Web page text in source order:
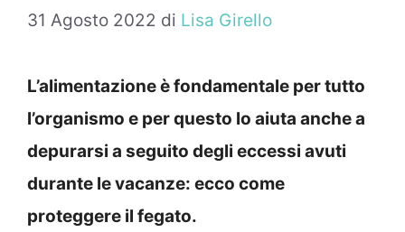
31 Agosto 2022 di Lisa Girello
L’alimentazione è fondamentale per tutto
l’organismo e per questo lo aiuta anche a
depurarsi a seguito degli eccessi avuti
durante le vacanze: ecco come
proteggere il fegato.